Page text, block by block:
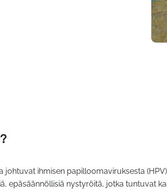
ihmisen papilloomaviruksesta
epäsäännöllisiä nystyröitä, jotka tuntuvat